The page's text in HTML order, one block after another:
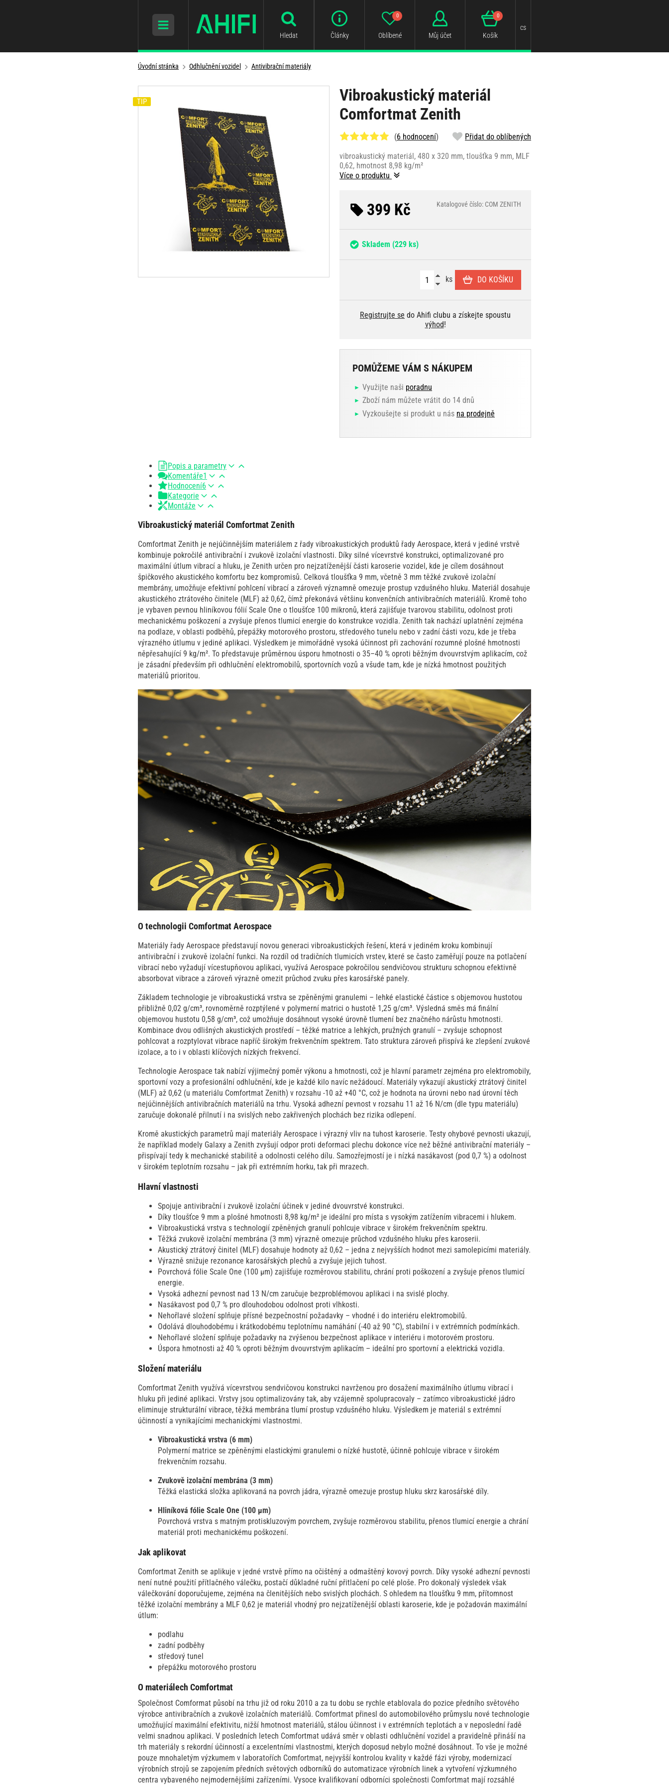
Hledat Články Oblíbené
0
Můj účet Košík
0
cs
Úvodní stránka Odhlučnění vozidel Antivibrační materiály
Vibroakustický materiál
Comfortmat Zenith
(6 hodnocení) Přidat do oblíbených
vibroakustický materiál, 480 x 320 mm, tloušťka 9 mm, MLF
0,62, hmotnost 8,98 kg/m²
Více o produktu
399 Kč Katalogové číslo: COM ZENITH
Skladem (229 ks)
ks DO KOŠÍKU
Registrujte se do Ahifi clubu a získejte spoustu
výhod!
POMŮŽEME VÁM S NÁKUPEM
Využijte naši poradnu
Zboží nám můžete vrátit do 14 dnů
Vyzkoušejte si produkt u nás na prodejně
TIP
Popis a parametry
Komentáře1
Hodnocení6
Kategorie
Montáže
Vibroakustický materiál Comfortmat Zenith
Comfortmat Zenith je nejúčinnějším materiálem z řady vibroakustických produktů řady Aerospace, která v jediné vrstvě
kombinuje pokročilé antivibrační i zvukově izolační vlastnosti. Díky silné vícevrstvé konstrukci, optimalizované pro
maximální útlum vibrací a hluku, je Zenith určen pro nejzatíženější části karoserie vozidel, kde je cílem dosáhnout
špičkového akustického komfortu bez kompromisů. Celková tloušťka 9 mm, včetně 3 mm těžké zvukově izolační
membrány, umožňuje efektivní pohlcení vibrací a zároveň významně omezuje prostup vzdušného hluku. Materiál dosahuje
akustického ztrátového činitele (MLF) až 0,62, čímž překonává většinu konvenčních antivibračních materiálů. Kromě toho
je vybaven pevnou hliníkovou fólií Scale One o tloušťce 100 mikronů, která zajišťuje tvarovou stabilitu, odolnost proti
mechanickému poškození a zvyšuje přenos tlumicí energie do konstrukce vozidla. Zenith tak nachází uplatnění zejména
na podlaze, v oblasti podběhů, přepážky motorového prostoru, středového tunelu nebo v zadní části vozu, kde je třeba
výrazného útlumu v jediné aplikaci. Výsledkem je mimořádně vysoká účinnost při zachování rozumné plošné hmotnosti
něpřesahující 9 kg/m². To představuje průměrnou úsporu hmotnosti o 35–40 % oproti běžným dvouvrstvým aplikacím, což
je zásadní především při odhlučnění elektromobilů, sportovních vozů a všude tam, kde je nízká hmotnost použitých
materiálů prioritou.
O technologii Comfortmat Aerospace
Materiály řady Aerospace představují novou generaci vibroakustických řešení, která v jediném kroku kombinují
antivibrační i zvukově izolační funkci. Na rozdíl od tradičních tlumicích vrstev, které se často zaměřují pouze na potlačení
vibrací nebo vyžadují vícestupňovou aplikaci, využívá Aerospace pokročilou sendvičovou strukturu schopnou efektivně
absorbovat vibrace a zároveň výrazně omezit průchod zvuku přes karosářské panely.
Základem technologie je vibroakustická vrstva se zpěněnými granulemi – lehké elastické částice s objemovou hustotou
přibližně 0,02 g/cm³, rovnoměrně rozptýlené v polymerní matrici o hustotě 1,25 g/cm³. Výsledná směs má finální
objemovou hustotu 0,58 g/cm³, což umožňuje dosáhnout vysoké úrovně tlumení bez značného nárůstu hmotnosti.
Kombinace dvou odlišných akustických prostředí – těžké matrice a lehkých, pružných granulí – zvyšuje schopnost
pohlcovat a rozptylovat vibrace napříč širokým frekvenčním spektrem. Tato struktura zároveň přispívá ke zlepšení zvukové
izolace, a to i v oblasti klíčových nízkých frekvencí.
Technologie Aerospace tak nabízí výjimečný poměr výkonu a hmotnosti, což je hlavní parametr zejména pro elektromobily,
sportovní vozy a profesionální odhlučnění, kde je každé kilo navíc nežádoucí. Materiály vykazují akustický ztrátový činitel
(MLF) až 0,62 (u materiálu Comfortmat Zenith) v rozsahu -10 až +40 °C, což je hodnota na úrovni nebo nad úrovní těch
nejúčinnějších antivibračních materiálů na trhu. Vysoká adhezní pevnost v rozsahu 11 až 16 N/cm (dle typu materiálu)
zaručuje dokonalé přilnutí i na svislých nebo zakřivených plochách bez rizika odlepení.
Kromě akustických parametrů mají materiály Aerospace i výrazný vliv na tuhost karoserie. Testy ohybové pevnosti ukazují,
že například modely Galaxy a Zenith zvyšují odpor proti deformaci plechu dokonce více než běžné antivibrační materiály –
přispívají tedy k mechanické stabilitě a odolnosti celého dílu. Samozřejmostí je i nízká nasákavost (pod 0,7 %) a odolnost
v širokém teplotním rozsahu – jak při extrémním horku, tak při mrazech.
Hlavní vlastnosti
Spojuje antivibrační i zvukově izolační účinek v jediné dvouvrstvé konstrukci.
Díky tloušťce 9 mm a plošné hmotnosti 8,98 kg/m² je ideální pro místa s vysokým zatížením vibracemi i hlukem.
Vibroakustická vrstva s technologií zpěněných granulí pohlcuje vibrace v širokém frekvenčním spektru.
Těžká zvukově izolační membrána (3 mm) výrazně omezuje průchod vzdušného hluku přes karoserii.
Akustický ztrátový činitel (MLF) dosahuje hodnoty až 0,62 – jedna z nejvyšších hodnot mezi samolepicími materiály.
Výrazně snižuje rezonance karosářských plechů a zvyšuje jejich tuhost.
Povrchová fólie Scale One (100 µm) zajišťuje rozměrovou stabilitu, chrání proti poškození a zvyšuje přenos tlumicí
energie.
Vysoká adhezní pevnost nad 13 N/cm zaručuje bezproblémovou aplikaci i na svislé plochy.
Nasákavost pod 0,7 % pro dlouhodobou odolnost proti vlhkosti.
Nehořlavé složení splňuje přísné bezpečnostní požadavky – vhodné i do interiéru elektromobilů.
Odolává dlouhodobému i krátkodobému teplotnímu namáhání (-40 až 90 °C), stabilní i v extrémních podmínkách.
Nehořlavé složení splňuje požadavky na zvýšenou bezpečnost aplikace v interiéru i motorovém prostoru.
Úspora hmotnosti až 40 % oproti běžným dvouvrstvým aplikacím – ideální pro sportovní a elektrická vozidla.
Složení materiálu
Comfortmat Zenith využívá vícevrstvou sendvičovou konstrukci navrženou pro dosažení maximálního útlumu vibrací i
hluku při jediné aplikaci. Vrstvy jsou optimalizovány tak, aby vzájemně spolupracovaly – zatímco vibroakustické jádro
eliminuje strukturální vibrace, těžká membrána tlumí prostup vzdušného hluku. Výsledkem je materiál s extrémní
účinností a vynikajícími mechanickými vlastnostmi.
Vibroakustická vrstva (6 mm)
Polymerní matrice se zpěněnými elastickými granulemi o nízké hustotě, účinně pohlcuje vibrace v širokém
frekvenčním rozsahu.
Zvukově izolační membrána (3 mm)
Těžká elastická složka aplikovaná na povrch jádra, výrazně omezuje prostup hluku skrz karosářské díly.
Hliníková fólie Scale One (100 µm)
Povrchová vrstva s matným protiskluzovým povrchem, zvyšuje rozměrovou stabilitu, přenos tlumicí energie a chrání
materiál proti mechanickému poškození.
Jak aplikovat
Comfortmat Zenith se aplikuje v jedné vrstvě přímo na očištěný a odmaštěný kovový povrch. Díky vysoké adhezní pevnosti
není nutné použití přítlačného válečku, postačí důkladné ruční přitlačení po celé ploše. Pro dokonalý výsledek však
válečkování doporučujeme, zejména na členitějších nebo svislých plochách. S ohledem na tloušťku 9 mm, přítomnost
těžké izolační membrány a MLF 0,62 je materiál vhodný pro nejzatíženější oblasti karoserie, kde je požadován maximální
útlum:
podlahu
zadní podběhy
středový tunel
přepážku motorového prostoru
O materiálech Comfortmat
Společnost Comformat působí na trhu již od roku 2010 a za tu dobu se rychle etablovala do pozice předního světového
výrobce antivibračních a zvukově izolačních materiálů. Comfortmat přinesl do automobilového průmyslu nové technologie
umožňující maximální efektivitu, nižší hmotnost materiálů, stálou účinnost i v extrémních teplotách a v neposlední řadě
velmi snadnou aplikaci. V posledních letech Comfortmat udává směr v oblasti odhlučnění vozidel a pravidelně přináší na
trh materiály s rekordní účinností a excelentními vlastnostmi, kterých doposud nebylo možné dosáhnout. To vše je možné
pouze mnohaletým výzkumem v laboratořích Comfortmat, nejvyšší kontrolou kvality v každé fázi výroby, modernizací
výrobních strojů se zapojením předních světových odborníků do automatizace výrobních linek a vytvoření výzkumného
centra vybaveného nejmodernějšími zařízeními. Vysoce kvalifikovaní odborníci společnosti Comfortmat mají rozsáhlé